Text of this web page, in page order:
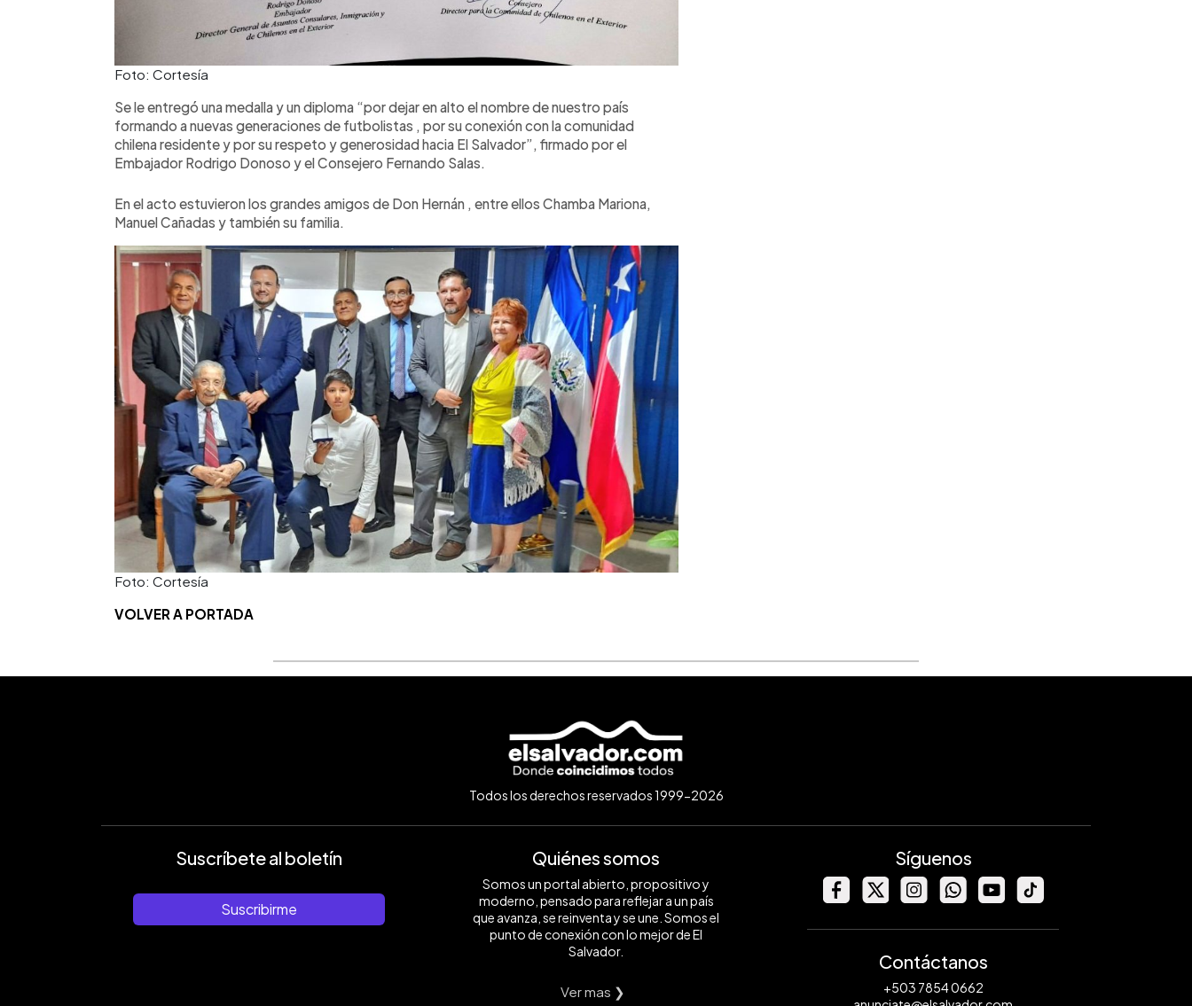
Foto: Cortesía
Se le entregó una medalla y un diploma “por dejar en alto el nombre de nuestro país
formando a nuevas generaciones de futbolistas , por su conexión con la comunidad
chilena residente y por su respeto y generosidad hacia El Salvador”, firmado por el
Embajador Rodrigo Donoso y el Consejero Fernando Salas.
En el acto estuvieron los grandes amigos de Don Hernán , entre ellos Chamba Mariona,
Manuel Cañadas y también su familia.
Foto: Cortesía
VOLVER A PORTADA
Todos los derechos reservados 1999-2026
Suscríbete al boletín
Suscribirme
Quiénes somos
Somos un portal abierto, propositivo y
moderno, pensado para reflejar a un país
que avanza, se reinventa y se une. Somos el
punto de conexión con lo mejor de El
Salvador.
Ver mas ❯
Síguenos
Contáctanos
+503 7854 0662